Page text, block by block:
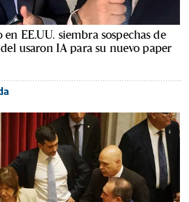
EE.UU. siembra sospechas de
usaron IA para su nuevo paper